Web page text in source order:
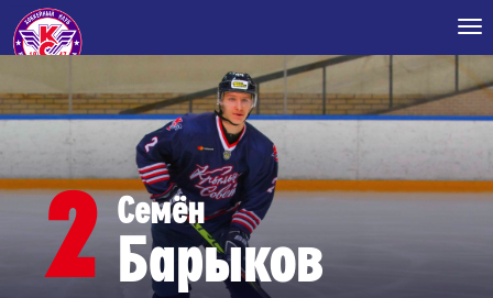
2 Семён
Барыков